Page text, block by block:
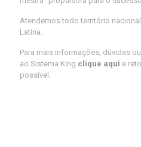
Atendemos todo território
Latina.
Para mais informações, dúvidas
ao Sistema King clique aqui e
possível.